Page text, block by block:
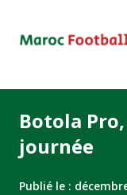
Botola
journée
Publié le :